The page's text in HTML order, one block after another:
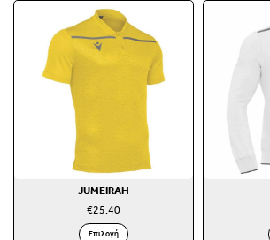
JUMEIRAH
€25.40
Επιλογή